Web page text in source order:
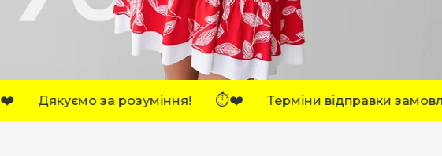
Терміни відправки замовлень тимчасово збільшено. ⏱️❤️